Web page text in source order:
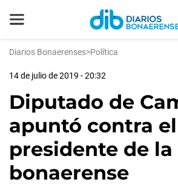
Diarios Bonaerenses>Política
14 de julio de 2019 - 20:32
Diputado de
apuntó contra el
presidente de la
bonaerense